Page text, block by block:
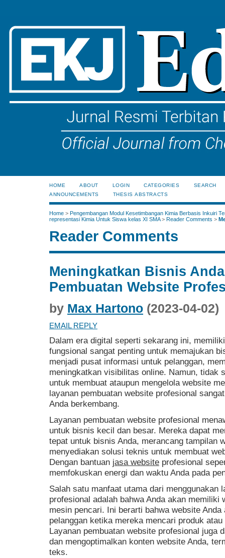
HOME ABOUT LOGIN CATEGORIES
SEARCH
ANNOUNCEMENTS
THESIS ABSTRACTS
Home > Pengembangan Modul Kesetimbangan Kimia Berbasis Inkuiri
representasi Kimia Untuk Siswa kelas XI SMA> Reader Comments >
Reader Comments
Meningkatkan Bisnis
Pembuatan Website
by Max Hartono (2023-04-02)
EMAIL REPLY
Dalam era digital seperti sekarang ini,
fungsional sangat penting untuk memajukan
menjadi pusat informasi untuk pelanggan,
meningkatkan visibilitas online. Namun, tidak
untuk membuat ataupun mengelola website
layanan pembuatan website profesional
Anda berkembang.
Layanan pembuatan website profesional
untuk bisnis kecil dan besar. Mereka dapat
tepat untuk bisnis Anda, merancang tampilan
menyediakan solusi teknis untuk membuat
Dengan bantuan jasa website profesional
memfokuskan energi dan waktu Anda pada
Salah satu manfaat utama dari menggunakan
profesional adalah bahwa Anda akan
mesin pencari. Ini berarti bahwa website
pelanggan ketika mereka mencari produk
Layanan pembuatan website profesional juga
dan mengoptimalkan konten website Anda,
teks.